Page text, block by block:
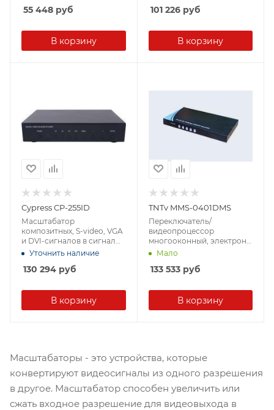
55 448 руб
В корзину
поддержка Syner-G,
B), настенный
101 226руб
В корзину
Cypress CP-255ID
Масштабатор
композитных, S-video, VGA
и DVI-сигналов в сигнал
DVI с поддержкой аудио
Уточнить наличие
130 294 руб
В корзину
TNTv MMS-0401DMS
Переключатель/
видеопроцессор
многооконный, электрон.,
DVI, 4 > 1монитор/
(форматы
[TNTV/TNT MMS-0401D]
Мало
133 533руб
В корзину
Масштабаторы - это устройства, которые
конвертируют видеосигналы из одного разрешения
в другое. Масштабатор способен увеличить или
сжать входное разрешение для видеовыхода в